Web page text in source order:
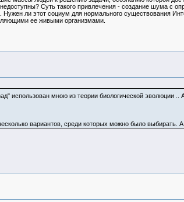
Суть такого привлечения - создание шума с
ли этот социум для нормального существования
ее живыми организмами.
использован мною из теории биологической эволюции ..
вариантов, среди которых можно было выбирать.